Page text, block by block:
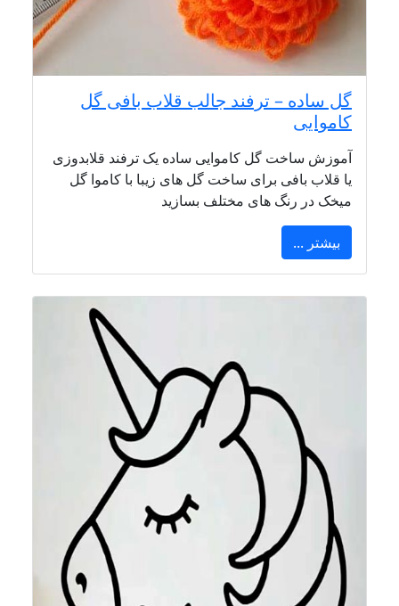
گل ساده – ترفند جالب قلاب بافی گل
کاموایی
آموزش ساخت گل کاموایی ساده یک ترفند قلابدوزی
یا قلاب بافی برای ساخت گل های زیبا با کاموا گل
میخک در رنگ های مختلف بسازید
بیشتر ...